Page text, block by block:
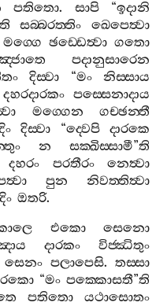
පතිතො. සාපි“ඉදානි
ති සබ‍්බරත‍්තිං
ඛෙපෙත්‍වා
මග‍්ගෙ ඡඩ‍්ඩෙත්‍වා ගතො
පදානුසාරෙන
දිස‍්වා “මං
නිස‍්සාය
දහරදාරකං පස‍්සෙනාදාය
මග‍්ගෙන
ගච‍්ඡන‍්තී
දිස‍්වා “ද‍්වෙපි
දාරකෙ
න සක‍්ඛිස‍්සාමී”ති
දහරං පරතීරං
නෙත්‍වා
පුන
නිවත‍්තිත්‍වා
ඔතරි.
එකො
සෙනො
දාරකං
විජ‍්ඣිතුං
සෙනං පලාපෙසි.තස‍්සා
“මං පක‍්කොසතී”ති
පතිතො
යථාසොතං